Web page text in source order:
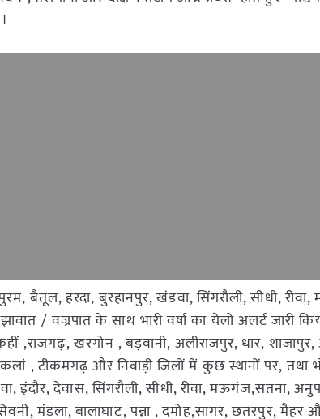
बैतूल, हरदा, बुरहानपुर, खंडवा, सिंगरौली, सीधी,
/ वज्रपात के साथ भारी वर्षा का येलो अलर्ट जारी
,राजगढ़, खरगोन , बड़वानी, अलीराजपुर, धार,
, टीकमगढ़ और निवाड़ी जिलों में कुछ स्थानों पर, तथा
इंदौर, देवास, सिंगरौली, सीधी, रीवा, मऊगंज,सतना,
मंडला, बालाघाट, पन्ना , दमोह,सागर, छतरपुर, मैहर